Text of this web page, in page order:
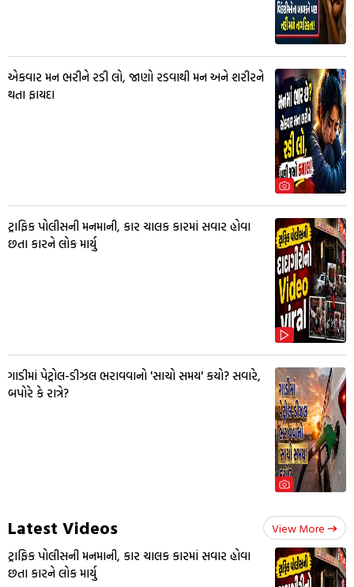
એકવાર મન ભરીને રડી લો, જાણો રડવાથી મન અને શરીરને
થતા ફાયદા
ટ્રાફિક પોલીસની મનમાની, કાર ચાલક કારમાં સવાર હોવા
છતા કારને લોક માર્યુ
ગાડીમાં પેટ્રોલ-ડીઝલ ભરાવવાનો 'સાચો સમય' કયો? સવારે,
બપોરે કે રાત્રે?
Latest Videos View More
ટ્રાફિક પોલીસની મનમાની, કાર ચાલક કારમાં સવાર હોવા
છતા કારને લોક માર્યુ